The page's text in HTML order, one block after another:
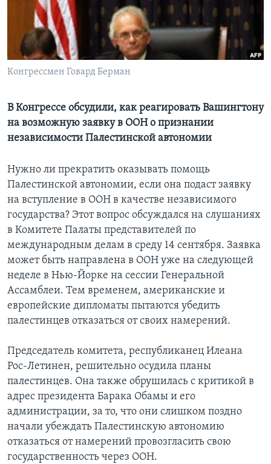
Learning English
СОЦИАЛЬНЫЕ СЕТИ
Языки
Конгрессмен Говард Берман
В Конгрессе обсудили, как реагировать Вашингтону
на возможную заявку в ООН о признании
независимости Палестинской автономии
Нужно ли прекратить оказывать помощь
Палестинской автономии, если она подаст заявку
на вступление в ООН в качестве независимого
государства? Этот вопрос обсуждался на слушаниях
в Комитете Палаты представителей по
международным делам в среду 14 сентября. Заявка
может быть направлена в ООН уже на следующей
неделе в Нью-Йорке на сессии Генеральной
Ассамблеи. Тем временем, американские и
европейские дипломаты пытаются убедить
палестинцев отказаться от своих намерений.
Председатель комитета, республиканец Илеана
Рос-Летинен, решительно осудила планы
палестинцев. Она также обрушилась с критикой в
адрес президента Барака Обамы и его
администрации, за то, что они слишком поздно
начали убеждать Палестинскую автономию
отказаться от намерений провозгласить свою
государственность через ООН.